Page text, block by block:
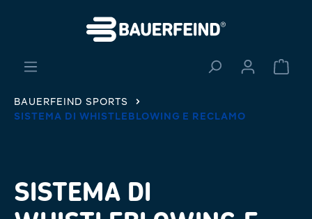
Il
BAUERFEIND SPORTS
SISTEMA DI WHISTLEBLOWING E RECLAMO
SISTEMA DI